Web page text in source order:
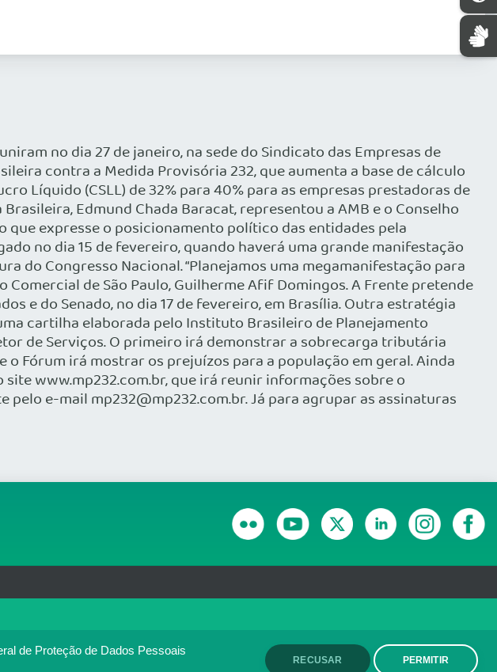
de Proteção de Dados Pessoais
RECUSAR PERMITIR
no dia 27 de janeiro, na sede do Sindicato das Empresas de
contra a Medida Provisória 232, que aumenta a base de cálculo
Líquido (CSLL) de 32% para 40% para as empresas prestadoras de
Edmund Chada Baracat, representou a AMB e o Conselho
expresse o posicionamento político das entidades pela
no dia 15 de fevereiro, quando haverá uma grande manifestação
do Congresso Nacional. “Planejamos uma megamanifestação para
de São Paulo, Guilherme Afif Domingos. A Frente pretende
e do Senado, no dia 17 de fevereiro, em Brasília. Outra estratégia
cartilha elaborada pelo Instituto Brasileiro de Planejamento
de Serviços. O primeiro irá demonstrar a sobrecarga tributária
Fórum irá mostrar os prejuízos para a população em geral. Ainda
www.mp232.com.br, que irá reunir informações sobre o
e-mail mp232@mp232.com.br. Já para agrupar as assinaturas
você concorda com a política de monitoramento de
clique em ACEITO. ACEITO